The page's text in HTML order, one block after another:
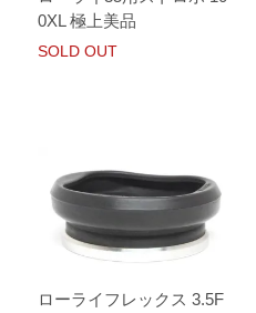
0XL 極上美品
SOLD OUT
ローライフレックス 3.5F